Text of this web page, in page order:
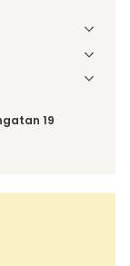
i kassan
Beställs
ordern
19